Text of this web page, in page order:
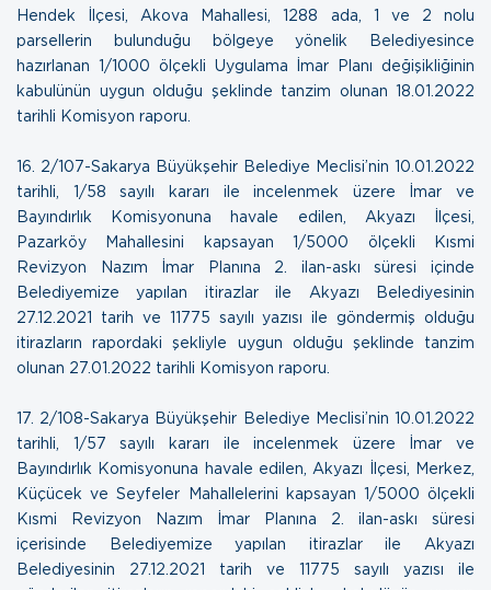
Hendek İlçesi, Akova Mahallesi, 1288 ada, 1 ve 2 nolu
parsellerin bulunduğu bölgeye yönelik Belediyesince
hazırlanan 1/1000 ölçekli Uygulama İmar Planı değişikliğinin
kabulünün uygun olduğu şeklinde tanzim olunan 18.01.2022
tarihli Komisyon raporu
16.
2/107-Sakarya Büyükşehir Belediye Meclisi’nin 10.01.2022
tarihli, 1/58 sayılı kararı ile incelenmek üzere İmar ve
Bayındırlık Komisyonuna havale edilen, Akyazı İlçesi,
Pazarköy Mahallesini kapsayan 1/5000 ölçekli Kısmi
Revizyon Nazım İmar Planına 2. ilan-askı süresi içinde
Belediyemize yapılan itirazlar ile Akyazı Belediyesinin
27.12.2021 tarih ve 11775 sayılı yazısı ile göndermiş olduğu
itirazların rapordaki şekliyle uygun olduğu şeklinde tanzim
olunan 27.01.2022 tarihli Komisyon raporu
17. 2/108-Sakarya Büyükşehir Belediye Meclisi’nin 10.01.2022
tarihli, 1/57 sayılı kararı ile incelenmek üzere İmar ve
Bayındırlık Komisyonuna havale edilen, Akyazı İlçesi, Merkez,
Küçücek ve Seyfeler Mahallelerini kapsayan 1/5000 ölçekli
Kısmi Revizyon Nazım İmar Planına 2. ilan-askı süresi
içerisinde Belediyemize yapılan itirazlar ile Akyazı
Belediyesinin 27.12.2021 tarih ve 11775 sayılı yazısı ile